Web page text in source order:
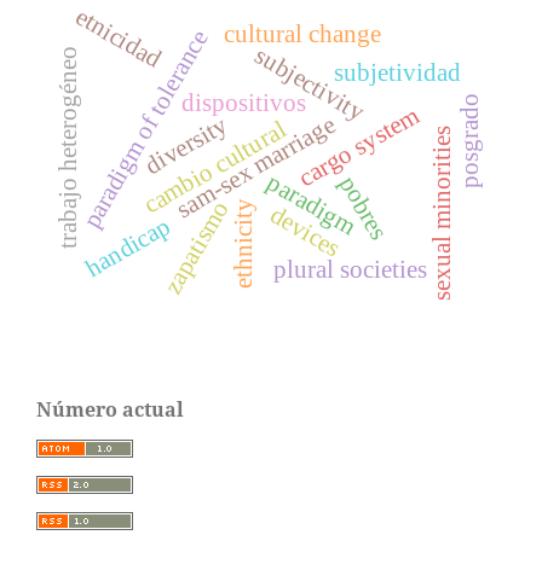
cargo system
dispositivos
pobres
subjectivitysubjetividad
sam-sex marriage
paradigm of tolerance sexual minorities
cultural change
devices
ethnicity
cambio cultural
etnicidad
zapatismo paradigm
plural societies
trabajo heterogéneohandicap
diversity posgrado
Número actual